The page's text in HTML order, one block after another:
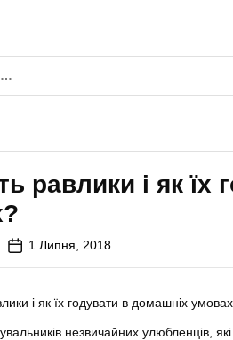
равлики і як їх
1 Липня, 2018
незвичайних улюбленців,